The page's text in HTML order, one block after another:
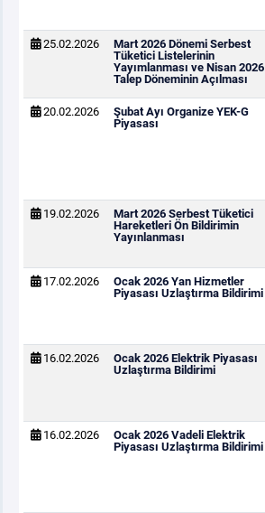
25.02.2026
Mart 2026 Dönemi Serbest
Tüketici Listelerinin
Yayımlanması ve Nisan 2026
Talep Döneminin Açılması
20.02.2026
Şubat Ayı Organize YEK-G
Piyasası
19.02.2026
Mart 2026 Serbest Tüketici
Hareketleri Ön Bildirimin
Yayınlanması
17.02.2026
Ocak 2026 Yan Hizmetler
Piyasası Uzlaştırma Bildirimi
16.02.2026
Ocak 2026 Elektrik Piyasası
Uzlaştırma Bildirimi
16.02.2026
Ocak 2026 Vadeli Elektrik
Piyasası Uzlaştırma Bildirimi